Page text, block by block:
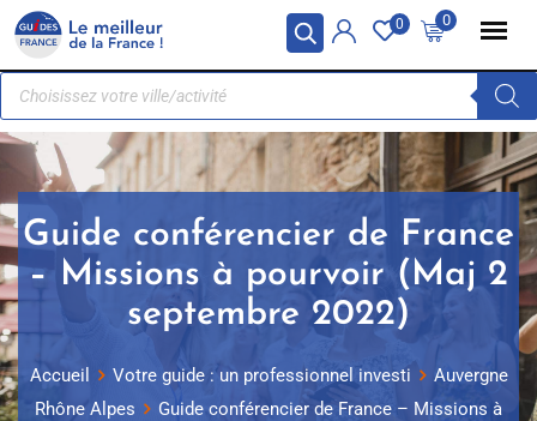
Panneau de gestion des cookies 0
0
Guide conférencier de France
– Missions à pourvoir (Maj 2
septembre 2022)
Accueil Votre guide : un professionnel investi
Auvergne
Rhône Alpes
Guide conférencier de France – Missions à